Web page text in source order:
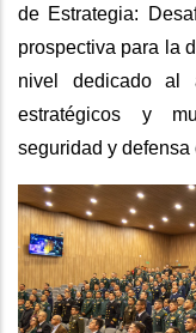
de Estrategia:
prospectiva para la
nivel dedicado al
estratégicos y
seguridad y defensa